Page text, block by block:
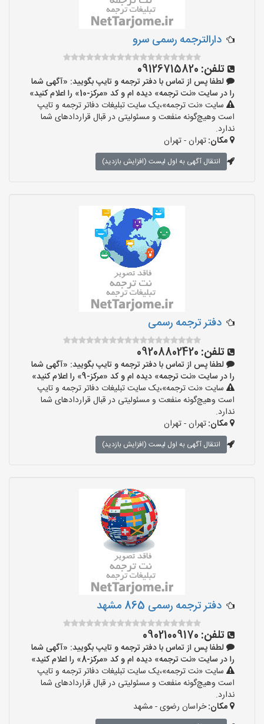
دارالترجمه رسمی سرو
تلفن: 09126715820
لطفا پس از تماس با دفتر ترجمه و تایپ بگویید: «آگهی شما
را در سایت «نت ترجمه» دیده ام و کد «مرکز-10» را اعلام کنید»
سایت «نت ترجمه»،یک سایت تبلیغات دفاتر ترجمه و تایپ
است وهیچ‌گونه منفعت و مسئولیتی در قبال قراردادهای شما
ندارد.
مکان:تهران - تهران
انتقال آگهی به اول لیست (افزایش بازدید)
دفتر ترجمه رسمی
تلفن: 09208802420
لطفا پس از تماس با دفتر ترجمه و تایپ بگویید: «آگهی شما
را در سایت «نت ترجمه» دیده ام و کد «مرکز-9» را اعلام کنید»
سایت «نت ترجمه»،یک سایت تبلیغات دفاتر ترجمه و تایپ
است وهیچ‌گونه منفعت و مسئولیتی در قبال قراردادهای شما
ندارد.
مکان:تهران - تهران
انتقال آگهی به اول لیست (افزایش بازدید)
دفتر ترجمه رسمی 865 مشهد
تلفن: 09021009170
لطفا پس از تماس با دفتر ترجمه و تایپ بگویید: «آگهی شما
را در سایت «نت ترجمه» دیده ام و کد «مرکز-8» را اعلام کنید»
سایت «نت ترجمه»،یک سایت تبلیغات دفاتر ترجمه و تایپ
است وهیچ‌گونه منفعت و مسئولیتی در قبال قراردادهای شما
ندارد.
مکان:خراسان رضوی - مشهد